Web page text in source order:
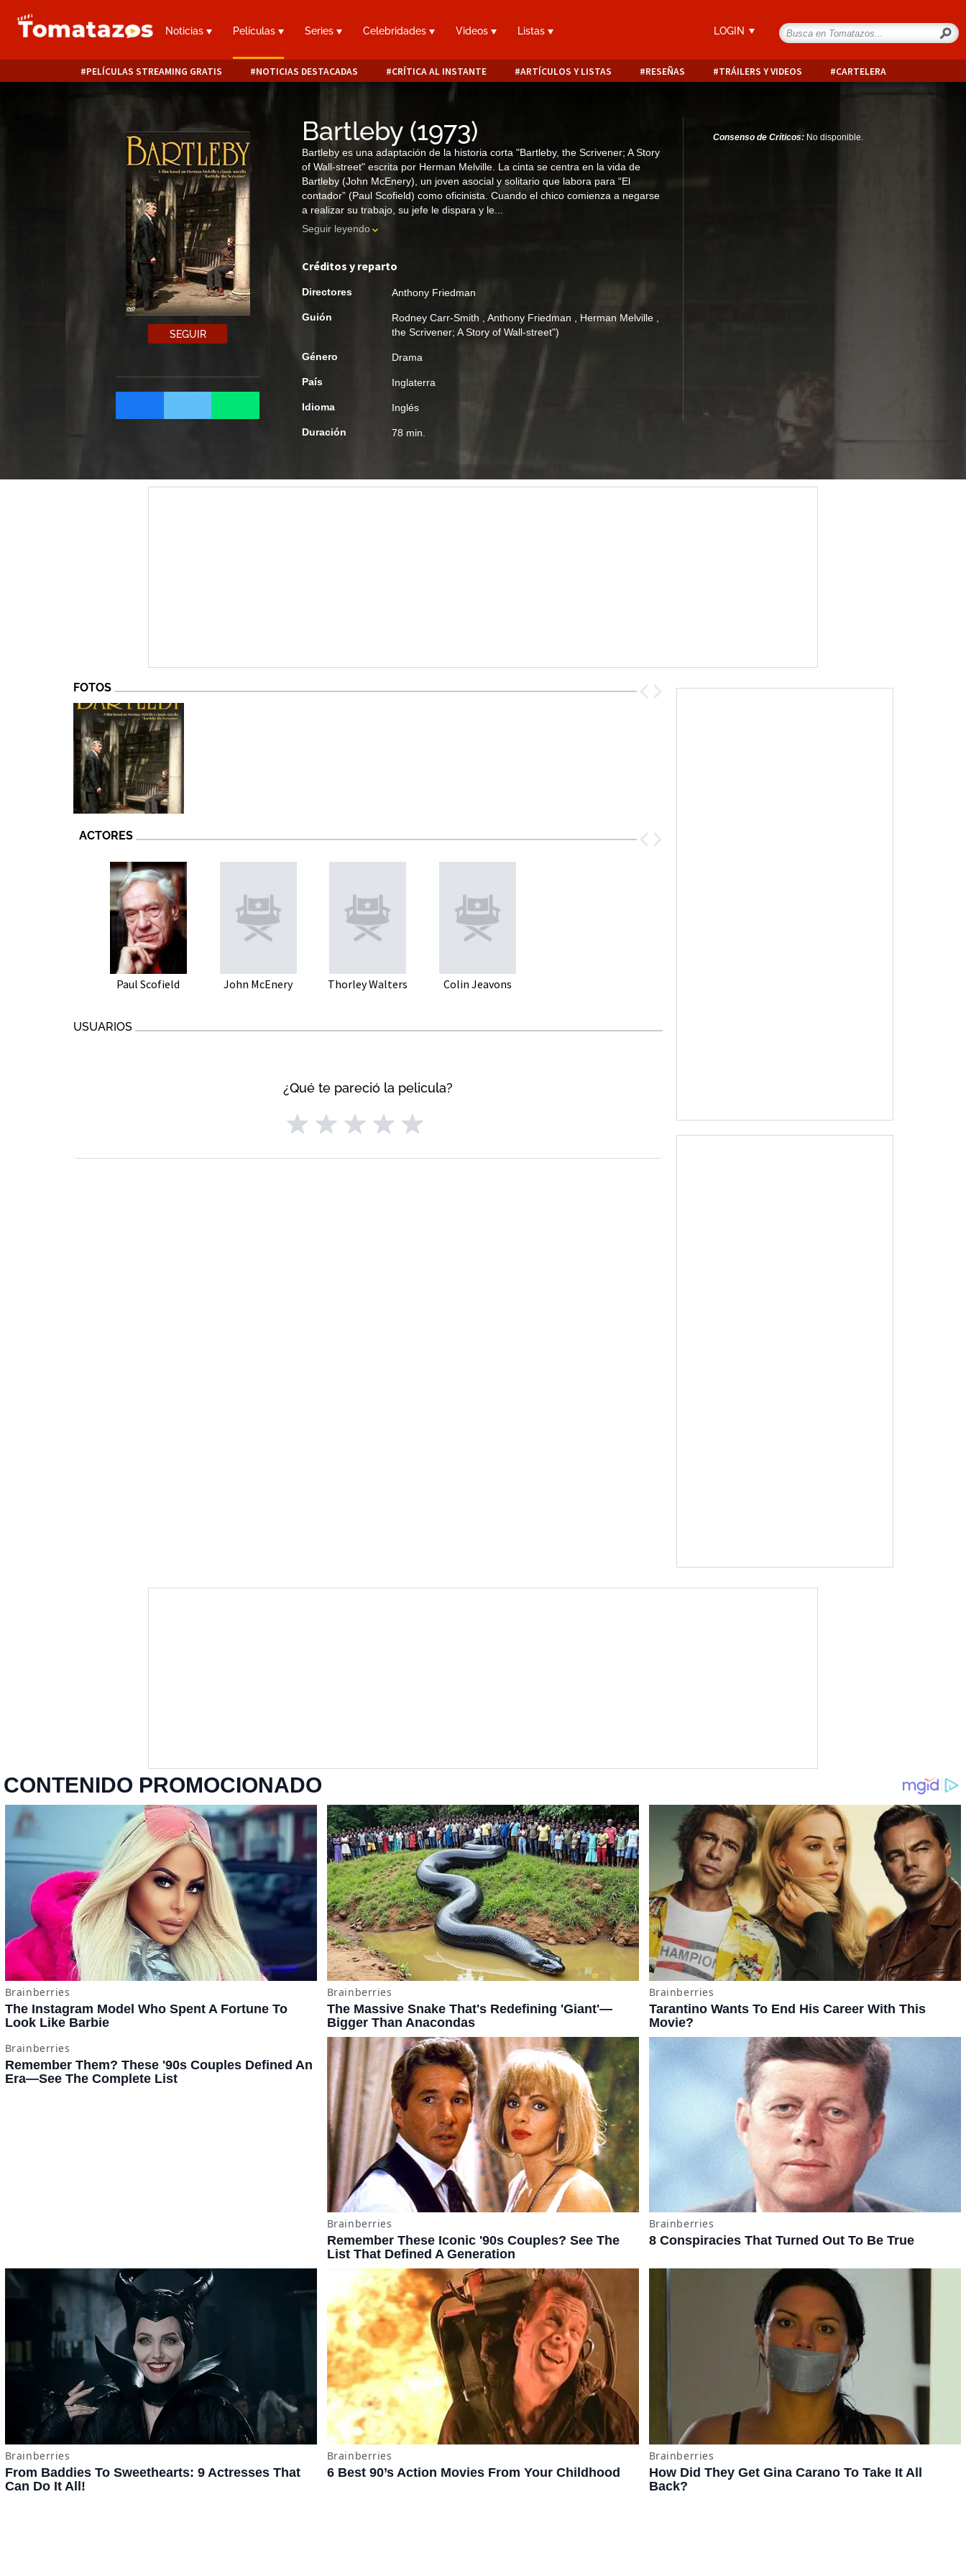
Noticias Películas Series Celebridades Videos Listas LOGIN
PELÍCULAS STREAMING GRATIS NOTICIAS DESTACADAS CRÍTICA AL INSTANTE ARTÍCULOS Y LISTAS RESEÑAS TRÁILERS Y VIDEOS CARTELERA
SEGUIR
Bartleby (1973)
Bartleby es una adaptación de la historia corta "Bartleby, the Scrivener; A Story
of Wall-street" escrita por Herman Melville. La cinta se centra en la vida de
Bartleby (John McEnery), un joven asocial y solitario que labora para “El
contador” (Paul Scofield) como oficinista. Cuando el chico comienza a negarse
a realizar su trabajo, su jefe le dispara y le...
Seguir leyendo
Créditos y reparto
Directores Anthony Friedman
Guión Rodney Carr-Smith Anthony Friedman Herman Melville
the Scrivener; A Story of Wall-street")
Género Drama
País Inglaterra
Idioma Inglés
Duración 78 min.
Consenso de Críticos: No disponible.
FOTOS
ACTORES
Paul Scofield John McEnery Thorley Walters Colin Jeavons
USUARIOS
¿Qué te pareció la pelicula?